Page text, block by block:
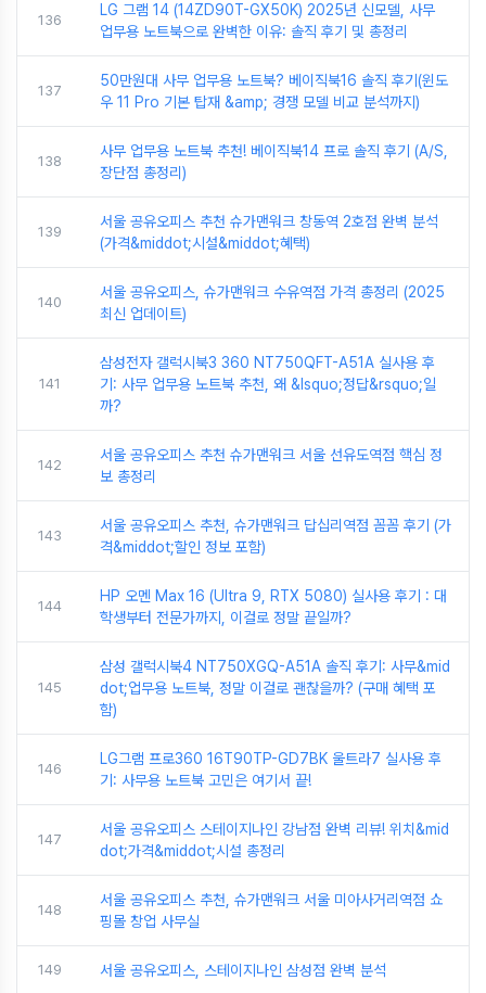
136
LG 그램 14 (14ZD90T-GX50K) 2025년 신모델, 사무
업무용 노트북으로 완벽한 이유: 솔직 후기 및 총정리
137
50만원대 사무 업무용 노트북? 베이직북16 솔직 후기(윈도
우 11 Pro 기본 탑재 &amp; 경쟁 모델 비교 분석까지)
138
사무 업무용 노트북 추천! 베이직북14 프로 솔직 후기 (A/S,
장단점 총정리)
139
서울 공유오피스 추천 슈가맨워크 창동역 2호점 완벽 분석
(가격&middot;시설&middot;혜택)
140
서울 공유오피스, 슈가맨워크 수유역점 가격 총정리 (2025
최신 업데이트)
141
삼성전자 갤럭시북3 360 NT750QFT-A51A 실사용 후
기: 사무 업무용 노트북 추천, 왜 &lsquo;정답&rsquo;일
까?
142
서울 공유오피스 추천 슈가맨워크 서울 선유도역점 핵심 정
보 총정리
143
서울 공유오피스 추천, 슈가맨워크 답십리역점 꼼꼼 후기 (가
격&middot;할인 정보 포함)
144
HP 오멘 Max 16 (Ultra 9, RTX 5080) 실사용 후기 : 대
학생부터 전문가까지, 이걸로 정말 끝일까?
145
삼성 갤럭시북4 NT750XGQ-A51A 솔직 후기: 사무&mid
dot;업무용 노트북, 정말 이걸로 괜찮을까? (구매 혜택 포
함)
146
LG그램 프로360 16T90TP-GD7BK 울트라7 실사용 후
기: 사무용 노트북 고민은 여기서 끝!
147
서울 공유오피스 스테이지나인 강남점 완벽 리뷰! 위치&mid
dot;가격&middot;시설 총정리
148
서울 공유오피스 추천, 슈가맨워크 서울 미아사거리역점 쇼
핑몰 창업 사무실
149 서울 공유오피스, 스테이지나인 삼성점 완벽 분석